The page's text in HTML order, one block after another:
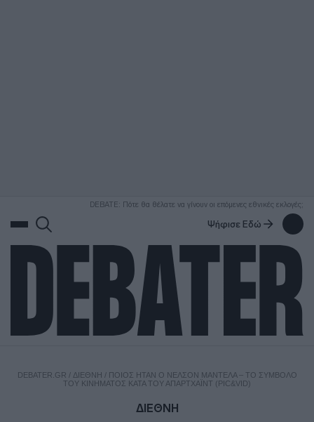
DEBATE: Πότε θα θέλατε να γίνουν οι επόμενες εθνικές εκλογές;
Ψήφισε Εδώ
DEBATER.GR / ΔΙΕΘΝΗ / ΠΟΙΟΣ ΉΤΑΝ Ο ΝΈΛΣΟΝ ΜΑΝΤΈΛΑ – ΤΟ ΣΎΜΒΟΛΟ
ΤΟΥ ΚΙΝΉΜΑΤΟΣ ΚΑΤΆ ΤΟΥ ΑΠΑΡΤΧΆΙΝΤ (PIC&VID)
ΔΙΕΘΝΗ